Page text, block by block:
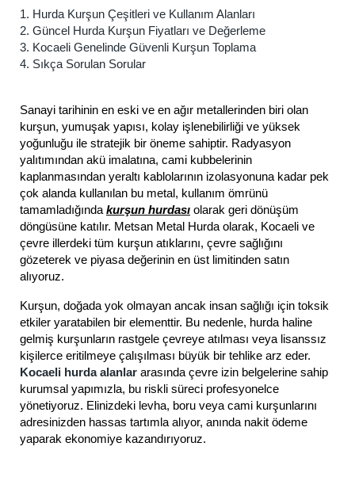
1. Hurda Kurşun Çeşitleri ve Kullanım Alanları
2. Güncel Hurda Kurşun Fiyatları ve Değerleme
3. Kocaeli Genelinde Güvenli Kurşun Toplama
4. Sıkça Sorulan Sorular
Sanayi tarihinin en eski ve en ağır metallerinden biri olan
kurşun, yumuşak yapısı, kolay işlenebilirliği ve yüksek
yoğunluğu ile stratejik bir öneme sahiptir. Radyasyon
yalıtımından akü imalatına, cami kubbelerinin
kaplanmasından yeraltı kablolarının izolasyonuna kadar pek
çok alanda kullanılan bu metal, kullanım ömrünü
tamamladığında kurşun hurdası olarak geri dönüşüm
döngüsüne katılır. Metsan Metal Hurda olarak, Kocaeli ve
çevre illerdeki tüm kurşun atıklarını, çevre sağlığını
gözeterek ve piyasa değerinin en üst limitinden satın
alıyoruz.
Kurşun, doğada yok olmayan ancak insan sağlığı için toksik
etkiler yaratabilen bir elementtir. Bu nedenle, hurda haline
gelmiş kurşunların rastgele çevreye atılması veya lisanssız
kişilerce eritilmeye çalışılması büyük bir tehlike arz eder.
Kocaeli hurda alanlar arasında çevre izin belgelerine sahip
kurumsal yapımızla, bu riskli süreci profesyonelce
yönetiyoruz. Elinizdeki levha, boru veya cami kurşunlarını
adresinizden hassas tartımla alıyor, anında nakit ödeme
yaparak ekonomiye kazandırıyoruz.